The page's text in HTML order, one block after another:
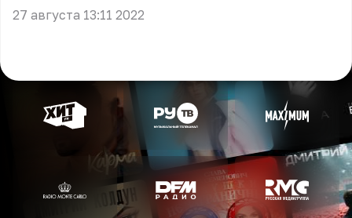
27 августа 13:11 2022